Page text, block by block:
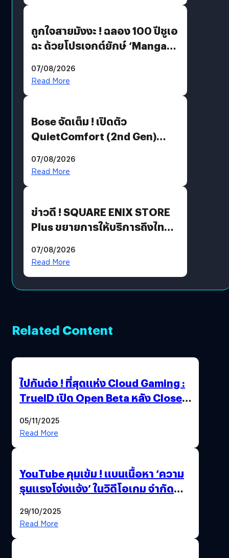
ถูกใจสายมังงะ ! ฉลอง 100 ปีชูเอ
ฉะ ด้วยโปรเจกต์ยักษ์ ‘Manga
มีภาษาไทยด้วย
07/08/2026
Read More
Bose จัดเต็ม ! เปิดตัว
QuietComfort (2nd Gen)
07/08/2026
Read More
ข่าวดี ! SQUARE ENIX STORE
Plus ขยายการให้บริการถึงไทย
โดยตรง
07/08/2026
Read More
Related Content
ไปกันต่อ ! ที่สุดแห่ง Cloud Gaming :
TrueID เปิด Open Beta หลัง Close
Thailand Game Show 2025 ทะลุ 15
05/11/2025
Read More
YouTube คุมเข้ม ! แบนเนื้อหา ‘ความ
รุนแรงโจ่งแจ้ง’ ในวิดีโอเกม จำกัด
29/10/2025
Read More